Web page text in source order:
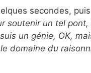
secondes,
soutenir un tel
un génie, OK,
domaine du